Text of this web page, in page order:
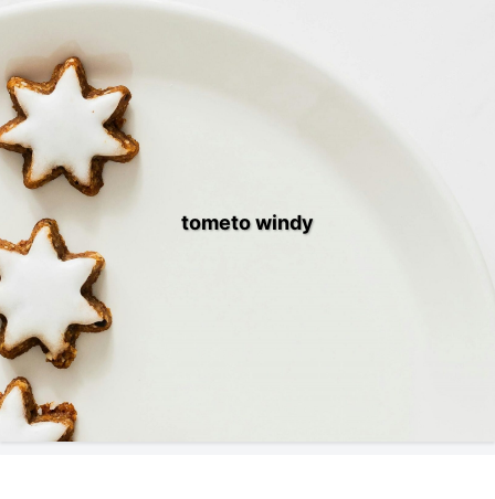
tometo windy